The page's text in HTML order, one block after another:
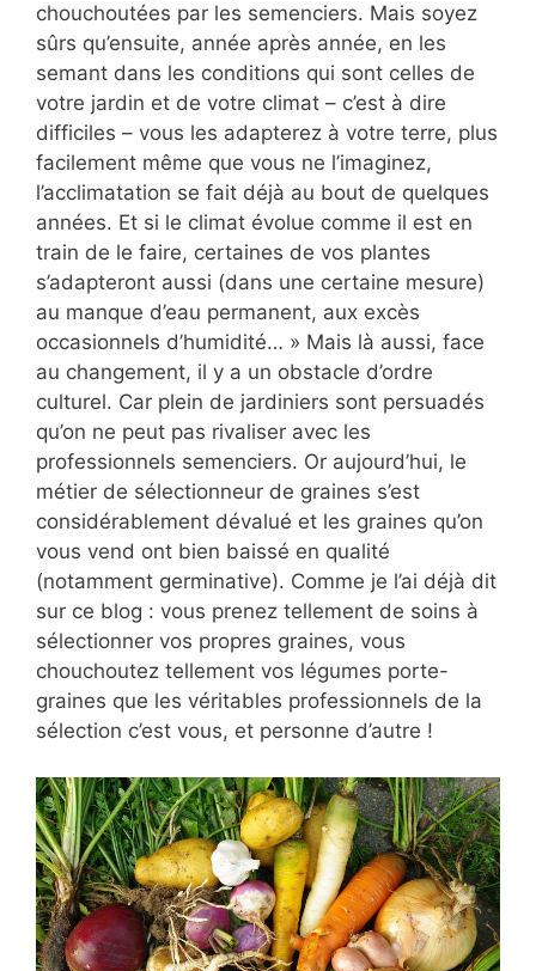
chouchoutées par les semenciers. Mais soyez
sûrs qu’ensuite, année après année, en les
semant dans les conditions qui sont celles de
votre jardin et de votre climat – c’est à dire
difficiles – vous les adapterez à votre terre, plus
facilement même que vous ne l’imaginez,
l’acclimatation se fait déjà au bout de quelques
années. Et si le climat évolue comme il est en
train de le faire, certaines de vos plantes
s’adapteront aussi (dans une certaine mesure)
au manque d’eau permanent, aux excès
occasionnels d’humidité… » Mais là aussi, face
au changement, il y a un obstacle d’ordre
culturel. Car plein de jardiniers sont persuadés
qu’on ne peut pas rivaliser avec les
professionnels semenciers. Or aujourd’hui, le
métier de sélectionneur de graines s’est
considérablement dévalué et les graines qu’on
vous vend ont bien baissé en qualité
(notamment germinative). Comme je l’ai déjà dit
sur ce blog : vous prenez tellement de soins à
sélectionner vos propres graines, vous
chouchoutez tellement vos légumes porte-
graines que les véritables professionnels de la
sélection c’est vous, et personne d’autre !